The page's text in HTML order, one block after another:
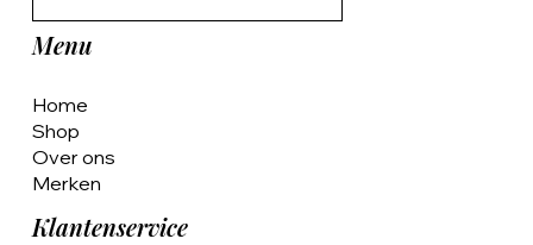
Menu
Home
Shop
Over ons
Merken
Klantenservice